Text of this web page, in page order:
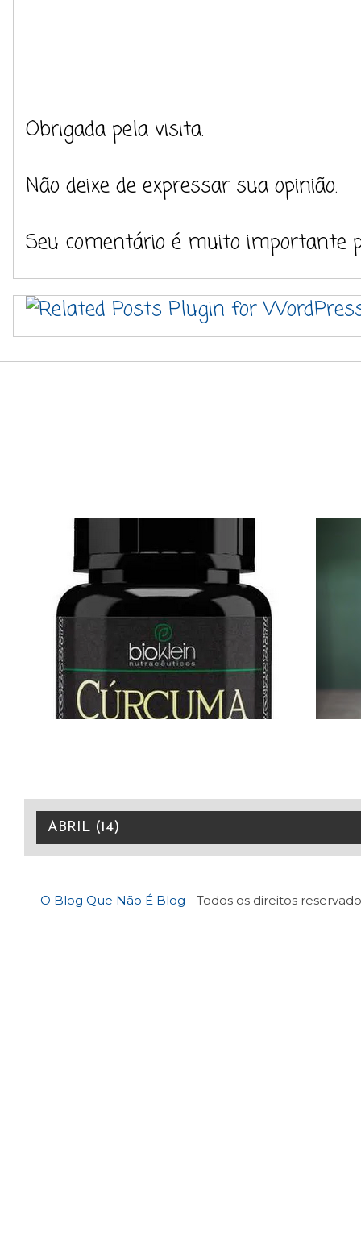
Obrigada pela visita.
Não deixe de expressar sua opinião.
Seu comentário é muito importante
O Blog Que Não É Blog - Todos os direitos